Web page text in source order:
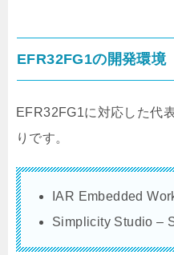
EFR32FG1の開発環境
EFR32FG1に対応した代
りです。
IAR Embedded
Simplicity Studio –